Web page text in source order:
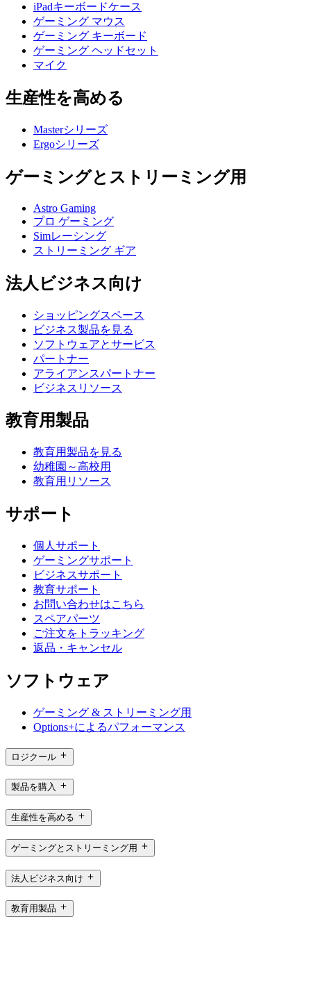
iPadキーボードケース
ゲーミング マウス
ゲーミング キーボード
ゲーミング ヘッドセット
マイク
生産性を高める
Masterシリーズ
Ergoシリーズ
ゲーミングとストリーミング用
Astro Gaming
プロ ゲーミング
Simレーシング
ストリーミング ギア
法人ビジネス向け
ショッピングスペース
ビジネス製品を見る
ソフトウェアとサービス
パートナー
アライアンスパートナー
ビジネスリソース
教育用製品
教育用製品を見る
幼稚園～高校用
教育用リソース
サポート
個人サポート
ゲーミングサポート
ビジネスサポート
教育サポート
お問い合わせはこちら
スペアパーツ
ご注文をトラッキング
返品・キャンセル
ソフトウェア
ゲーミング & ストリーミング用
Options+によるパフォーマンス
ロジクール
製品を購入
生産性を高める
ゲーミングとストリーミング用
法人ビジネス向け
教育用製品